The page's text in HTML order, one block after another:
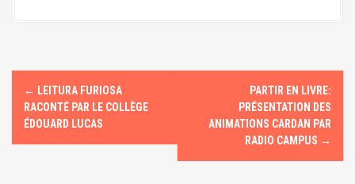
N
v
← LEITURA FURIOSA
RACONTÉ PAR LE COLLÈGE
ÉDOUARD LUCAS
PARTIR EN LIVRE:
PRÉSENTATION DES
ANIMATIONS CARDAN PAR
RADIO CAMPUS →